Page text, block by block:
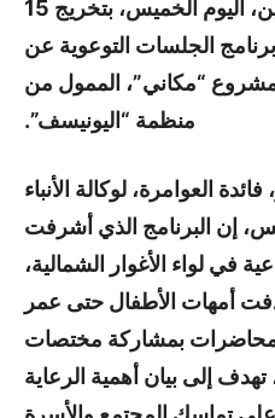
البشرية في الشيخ حسين، اليوم الخميس، بتخريج 15
الجلسات التوعوية عن
مشروع “مكاني”، الممول من
منظمة “اليونيسف”.
العوامرة، لوكالة الأنباء
إن البرنامج الذي أشرفت
في لواء الأغوار الشمالية،
استهدفت أمهات الأطفال حتى عمر
محاضرات بمشاركة مختصات
إلى بيان أهمية الرعاية